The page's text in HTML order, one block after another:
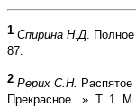
1 Спирина Н.Д .
87.
2 Рерих С.Н.
Прекрасное...». Т. 1.